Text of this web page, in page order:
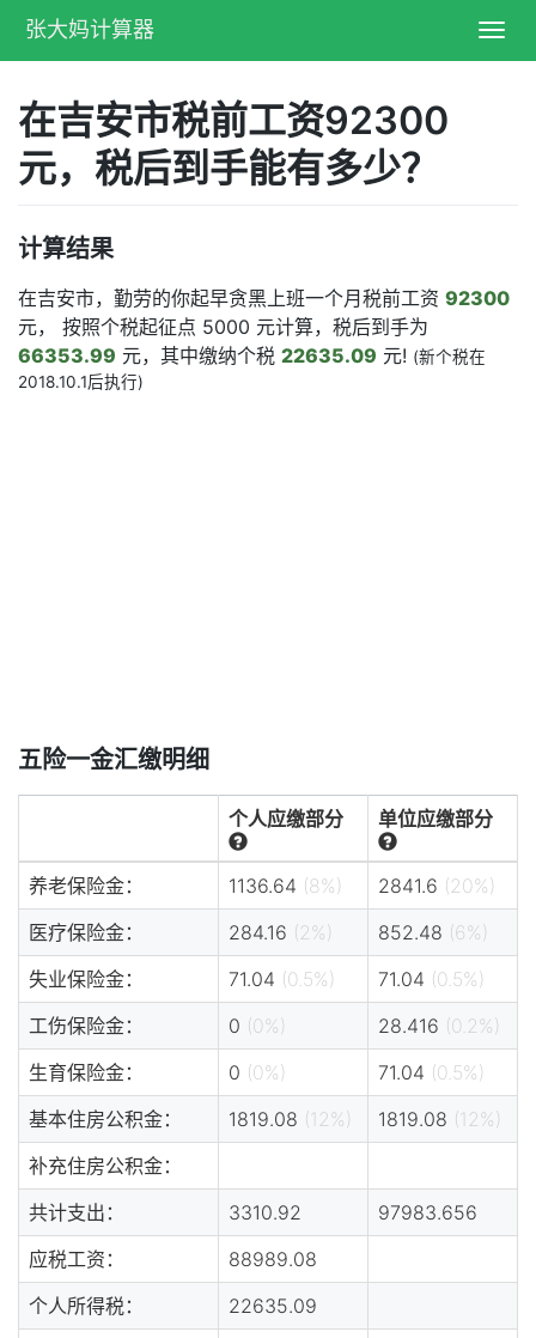
张大妈计算器
在吉安市税前工资92300
元，税后到手能有多少？
计算结果
在吉安市，勤劳的你起早贪黑上班一个月税前工资 92300
元， 按照个税起征点 5000 元计算，税后到手为
66353.99 元，其中缴纳个税 22635.09 元! (新个税在
2018.10.1后执行)
五险一金汇缴明细
个人应缴部分 单位应缴部分
养老保险金： 1136.64 (8%) 2841.6 (20%)
医疗保险金：
284.16 (2%) 852.48 (6%)
失业保险金：
71.04 (0.5%) 71.04 (0.5%)
工伤保险金：
0 (0%) 28.416 (0.2%)
生育保险金：
0 (0%) 71.04 (0.5%)
基本住房公积金：
1819.08 (12%) 1819.08 (12%)
补充住房公积金：
共计支出：
3310.92
97983.656
应税工资：
88989.08
个人所得税：
22635.09